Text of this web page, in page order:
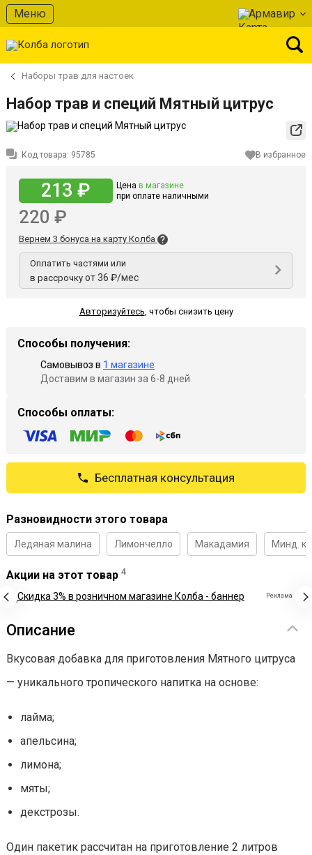
Меню Армавир
Наборы трав для настоек
Набор трав и специй Мятный цитрус
Код товара: 95785 В избранное
213 ₽ Цена в магазине
при оплате наличными
220 ₽
Вернем 3 бонуса на карту Колба
Оплатить частями или
в рассрочку от 36 ₽/мес
Авторизуйтесь, чтобы снизить цену
Способы получения:
Самовывоз в 1 магазине
Доставим в магазин за 6-8 дней
Способы оплаты:
Бесплатная консультация
Разновидности этого товара
Ледяная малина Лимончелло Макадамия Минд.
Акции на этот товар 4
Реклама
Описание
Вкусовая добавка для приготовления Мятного цитруса
— уникального тропического напитка на основе:
лайма;
апельсина;
лимона;
мяты;
декстрозы.
Один пакетик рассчитан на приготовление 2 литров